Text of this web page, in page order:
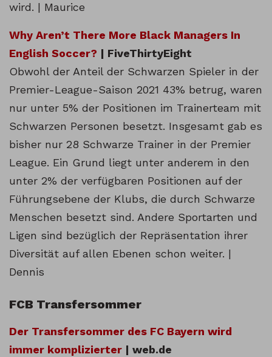
wird. | Maurice
Why Aren’t There More Black Managers In
English Soccer? | FiveThirtyEight
Obwohl der Anteil der Schwarzen Spieler in der
Premier-League-Saison 2021 43% betrug, waren
nur unter 5% der Positionen im Trainerteam mit
Schwarzen Personen besetzt. Insgesamt gab es
bisher nur 28 Schwarze Trainer in der Premier
League. Ein Grund liegt unter anderem in den
unter 2% der verfügbaren Positionen auf der
Führungsebene der Klubs, die durch Schwarze
Menschen besetzt sind. Andere Sportarten und
Ligen sind bezüglich der Repräsentation ihrer
Diversität auf allen Ebenen schon weiter. |
Dennis
FCB Transfersommer
Der Transfersommer des FC Bayern wird
immer komplizierter | web.de